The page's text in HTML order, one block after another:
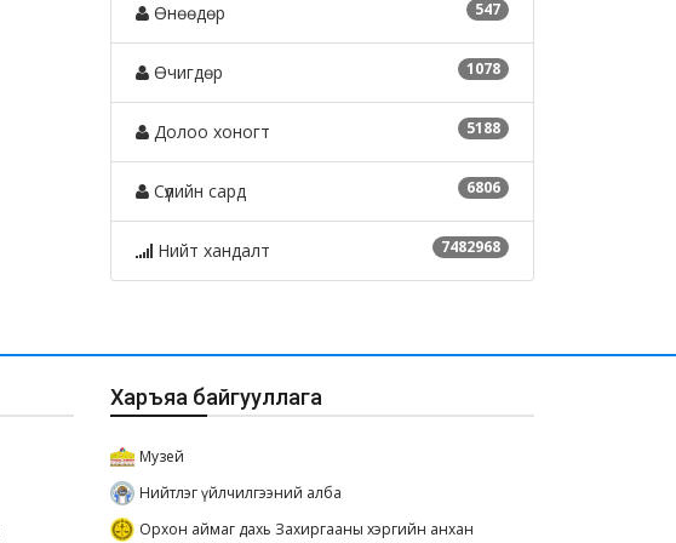
547
Өнөөдөр
1078
Өчигдөр
5188
Долоо хоногт
6806
Сүүлийн сард
7482968
Нийт хандалт
Харъяа байгууллага
Музей
Нийтлэг үйлчилгээний алба
Орхон аймаг дахь Захиргааны хэргийн анхан